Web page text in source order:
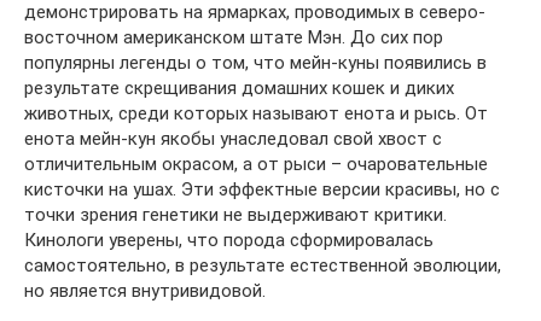
демонстрировать на ярмарках, проводимых в северо-
восточном американском штате Мэн. До сих пор
популярны легенды о том, что мейн-куны появились в
результате скрещивания домашних кошек и диких
животных, среди которых называют енота и рысь. От
енота мейн-кун якобы унаследовал свой хвост с
отличительным окрасом, а от рыси – очаровательные
кисточки на ушах. Эти эффектные версии красивы, но с
точки зрения генетики не выдерживают критики.
Кинологи уверены, что порода сформировалась
самостоятельно, в результате естественной эволюции,
но является внутривидовой.